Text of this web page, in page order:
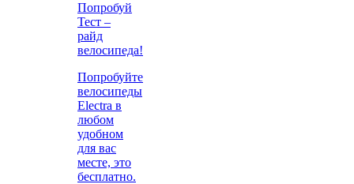
Попробуй
Тест –
райд
велосипеда!
Попробуйте
велосипеды
Electra в
любом
удобном
для вас
месте, это
бесплатно.